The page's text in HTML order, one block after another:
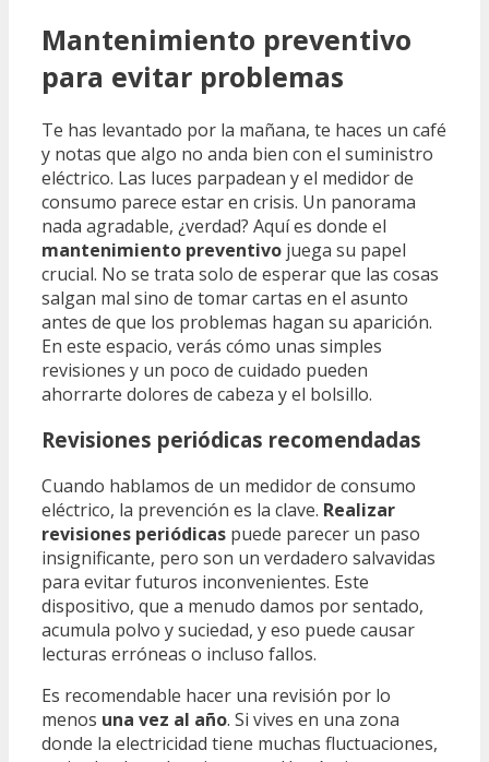
Mantenimiento preventivo
para evitar problemas
Te has levantado por la mañana, te haces un café
y notas que algo no anda bien con el suministro
eléctrico. Las luces parpadean y el medidor de
consumo parece estar en crisis. Un panorama
nada agradable, ¿verdad? Aquí es donde el
mantenimiento preventivo juega su papel
crucial. No se trata solo de esperar que las cosas
salgan mal sino de tomar cartas en el asunto
antes de que los problemas hagan su aparición.
En este espacio, verás cómo unas simples
revisiones y un poco de cuidado pueden
ahorrarte dolores de cabeza y el bolsillo.
Revisiones periódicas recomendadas
Cuando hablamos de un medidor de consumo
eléctrico, la prevención es la clave. Realizar
revisiones periódicas puede parecer un paso
insignificante, pero son un verdadero salvavidas
para evitar futuros inconvenientes. Este
dispositivo, que a menudo damos por sentado,
acumula polvo y suciedad, y eso puede causar
lecturas erróneas o incluso fallos.
Es recomendable hacer una revisión por lo
menos una vez al año. Si vives en una zona
donde la electricidad tiene muchas fluctuaciones,